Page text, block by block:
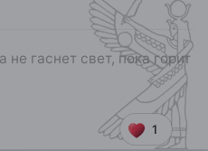
1
гаснет свет, пока горит